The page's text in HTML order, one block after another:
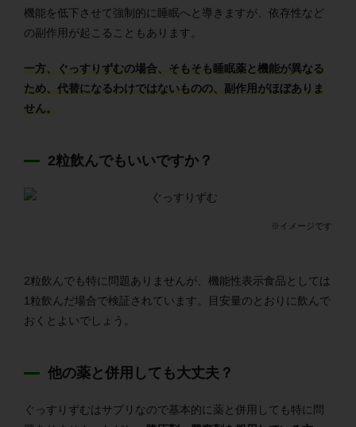
機能を低下させて強制的に睡眠へと導きますが、依存性など
の副作用が起こることもあります。
一方、ぐっすりずむの場合、そもそも睡眠薬と機能が異なる
ため、代替になるわけではないものの、副作用がほぼありま
せん。
2粒飲んでもいいですか？
※イメージです
2粒飲んでも特に問題ありませんが、機能性表示食品としては
1粒飲んだ場合で検証されています。目安量のとおりに飲んで
おくとよいでしょう。
他の薬と併用しても大丈夫？
ぐっすりずむはサプリなので基本的に薬と併用しても特に問